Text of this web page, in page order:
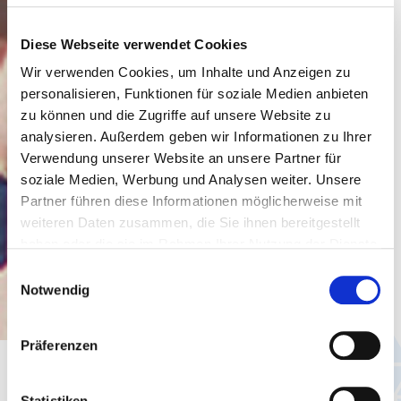
Diese Webseite verwendet Cookies
Wir verwenden Cookies, um Inhalte und Anzeigen zu
personalisieren, Funktionen für soziale Medien anbieten
zu können und die Zugriffe auf unsere Website zu
analysieren. Außerdem geben wir Informationen zu Ihrer
Verwendung unserer Website an unsere Partner für
soziale Medien, Werbung und Analysen weiter. Unsere
Partner führen diese Informationen möglicherweise mit
weiteren Daten zusammen, die Sie ihnen bereitgestellt
Einwilligungsauswahl
Notwendig
Präferenzen